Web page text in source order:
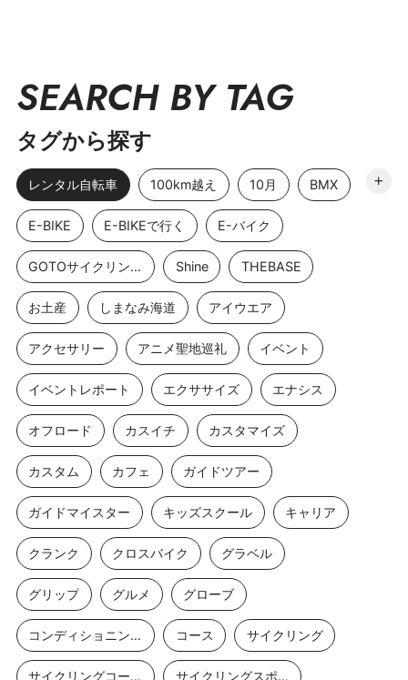
SEARCH BY TAG
タグから探す
レンタル自転車 100km越え 10月 BMX
E-BIKE E-BIKEで行く E-バイク
GOTOサイクリングスポット Shine THEBASE
お土産 しまなみ海道 アイウエア
アクセサリー アニメ聖地巡礼 イベント
イベントレポート エクササイズ エナシス
オフロード カスイチ カスタマイズ
カスタム カフェ ガイドツアー
ガイドマイスター キッズスクール キャリア
クランク クロスバイク グラベル
グリップ グルメ グローブ
コンディショニングストレッチ コース サイクリング
サイクリングコース サイクリングスポット